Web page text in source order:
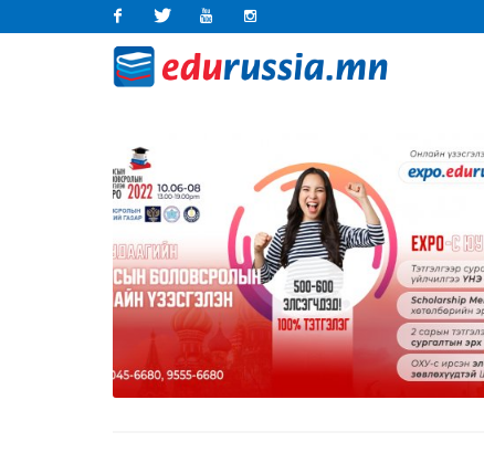
FacebookTwitter YoutubeInstagram